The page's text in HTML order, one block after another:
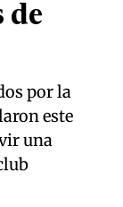
de
por la
este
una